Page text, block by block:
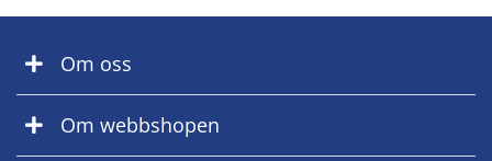
Om oss
Om webbshopen